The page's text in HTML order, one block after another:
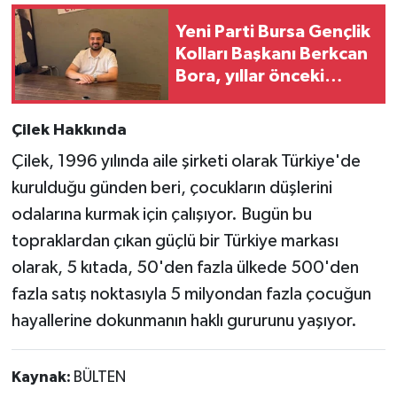
Yeni Parti Bursa Gençlik
Kolları Başkanı Berkcan
Bora, yıllar önceki
Çilek Hakkında
Çilek, 1996 yılında aile şirketi olarak Türkiye'de
kurulduğu günden beri, çocukların düşlerini
odalarına kurmak için çalışıyor. Bugün bu
topraklardan çıkan güçlü bir Türkiye markası
olarak, 5 kıtada, 50'den fazla ülkede 500'den
fazla satış noktasıyla 5 milyondan fazla çocuğun
hayallerine dokunmanın haklı gururunu yaşıyor.
Kaynak: BÜLTEN